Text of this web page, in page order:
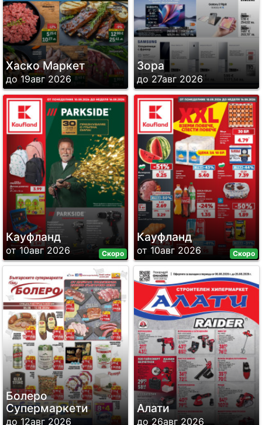
Хаско Маркет
до 19авг 2026
Зора
до 27авг 2026
Скоро
Кауфланд
от 10авг 2026 Скоро
Кауфланд
от 10авг 2026
Болеро
Супермаркети
до 12авг 2026
Алати
до 26авг 2026